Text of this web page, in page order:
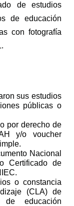
de estudios
de educación
con fotografía
sus estudios
públicas o
por derecho de
y/o voucher
.
Nacional
Certificado de
o constancia
(CLA) de
educación